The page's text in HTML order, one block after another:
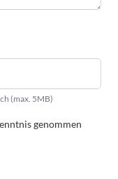
(max. 5MB)
genommen